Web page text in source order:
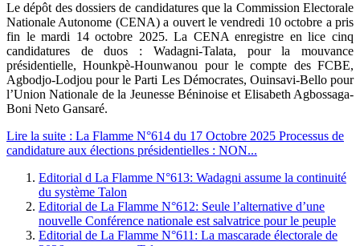
Le dépôt des dossiers de candidatures que la Commission Electorale
Nationale Autonome (CENA) a ouvert le vendredi 10 octobre a pris
fin le mardi 14 octobre 2025. La CENA enregistre en lice cinq
candidatures de duos : Wadagni-Talata, pour la mouvance
présidentielle, Hounkpè-Hounwanou pour le compte des FCBE,
Agbodjo-Lodjou pour le Parti Les Démocrates, Ouinsavi-Bello pour
l’Union Nationale de la Jeunesse Béninoise et Elisabeth Agbossaga-
Boni Neto Gansaré.
Lire la suite : La Flamme N°614 du 17 Octobre 2025 Processus de
candidature aux élections présidentielles : NON...
Editorial d La Flamme N°613: Wadagni assume la continuité
du système Talon
Editorial de La Flamme N°612: Seule l’alternative d’une
nouvelle Conférence nationale est salvatrice pour le peuple
Editorial de La Flamme N°611: La mascarade électorale de